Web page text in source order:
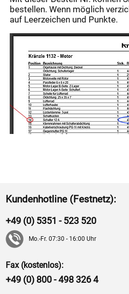
bestellen. Wenn möglich
auf Leerzeichen und Punkte.
Kundenhotline (Festnetz):
+49 (0) 5351 - 523 520
Mo.-Fr. 07:30 - 16:00 Uhr
Fax (kostenlos):
+49 (0) 800 - 498 326 4